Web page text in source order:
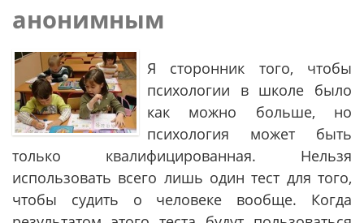
анонимным
Я сторонник того, чтобы
психологии в школе было
как можно больше, но
психология может быть
только квалифицированная. Нельзя
использовать всего лишь один тест для того,
чтобы судить о человеке вообще. Когда